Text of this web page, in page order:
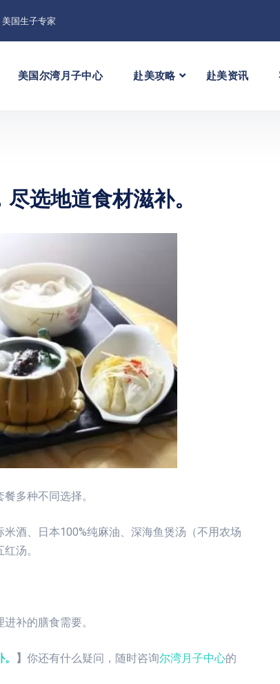
国生子专家
美国尔湾月子中心 赴美攻略 赴美资讯
选地道食材滋补。
多种不同选择。
酒、日本100%纯麻油、深海鱼煲汤（不用农场
汤。
补的膳食需要。
】 你还有什么疑问，随时咨询尔湾月子中心的